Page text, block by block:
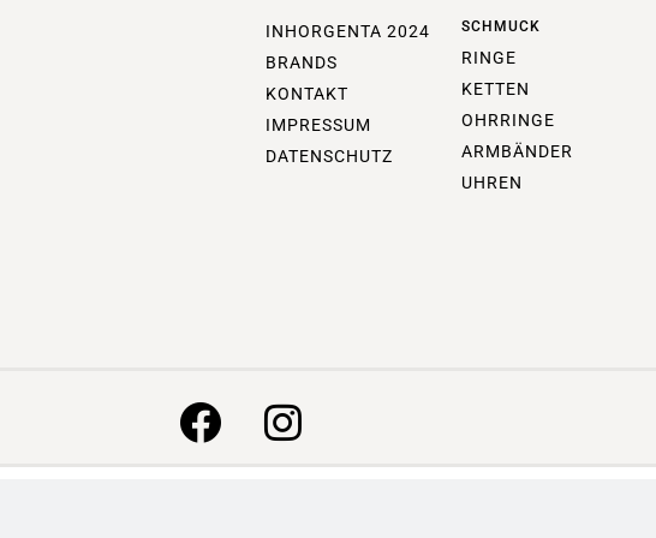
INHORGENTA 2024
BRANDS
KONTAKT
IMPRESSUM
DATENSCHUTZ
SCHMUCK
RINGE
KETTEN
OHRRINGE
ARMBÄNDER
UHREN